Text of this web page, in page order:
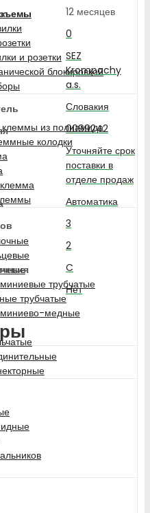
и розетки
блокировкой
клеммы из полиамида
колодки
трубчатые
трубчатые
медные
12 месяцев
0
SEZ
Krompachy
a.s.
Словакия
0099242
Уточняйте срок
поставки в
отделе продаж
Автоматика
3
2
C
Нет